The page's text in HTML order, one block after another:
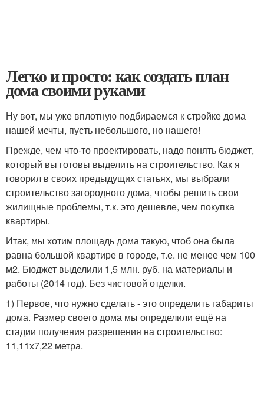
Легко и просто: как создать план
дома своими руками
Ну вот, мы уже вплотную подбираемся к стройке дома
нашей мечты, пусть небольшого, но нашего!
Прежде, чем что-то проектировать, надо понять бюджет,
который вы готовы выделить на строительство. Как я
говорил в своих предыдущих статьях, мы выбрали
строительство загородного дома, чтобы решить свои
жилищные проблемы, т.к. это дешевле, чем покупка
квартиры.
Итак, мы хотим площадь дома такую, чтоб она была
равна большой квартире в городе, т.е. не менее чем 100
м2. Бюджет выделили 1,5 млн. руб. на материалы и
работы (2014 год). Без чистовой отделки.
1) Первое, что нужно сделать - это определить габариты
дома. Размер своего дома мы определили ещё на
стадии получения разрешения на строительство:
11,11х7,22 метра.